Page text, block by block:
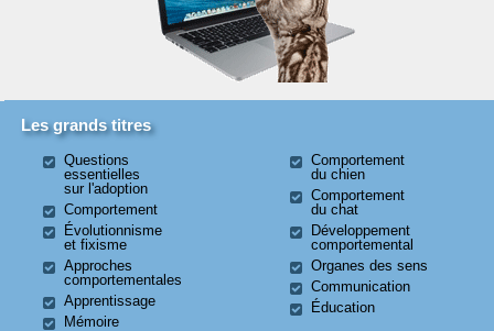
Les grands titres
Questions
essentielles
sur l'adoption
Comportement
Évolutionnisme
et fixisme
Approches
comportementales
Apprentissage
Mémoire
Comportement
du chien
Comportement
du chat
Développement
comportemental
Organes des sens
Communication
Éducation